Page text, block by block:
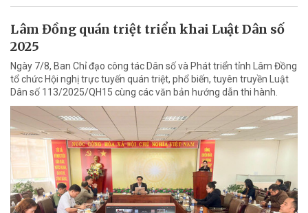
Lâm Đồng quán triệt triển khai Luật Dân số
2025
Ngày 7/8, Ban Chỉ đạo công tác Dân số và Phát triển tỉnh Lâm Đồng
tổ chức Hội nghị trực tuyến quán triệt, phổ biến, tuyên truyền Luật
Dân số 113/2025/QH15 cùng các văn bản hướng dẫn thi hành.